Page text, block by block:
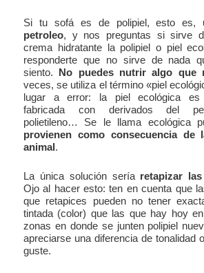
Si tu sofá es de polipiel, esto es,
petroleo, y nos preguntas si sirve
crema hidratante la polipiel o piel
responderte que no sirve de nada
siento. No puedes nutrir algo que
veces, se utiliza el término «piel
lugar a error: la piel ecológica es
fabricada con derivados del
polietileno… Se le llama ecológica
provienen como consecuencia de
animal.
La única solución sería retapizar
Ojo al hacer esto: ten en cuenta que
que retapices pueden no tener
tintada (color) que las que hay hoy
zonas en donde se junten polipiel
apreciarse una diferencia de tonalidad
guste.